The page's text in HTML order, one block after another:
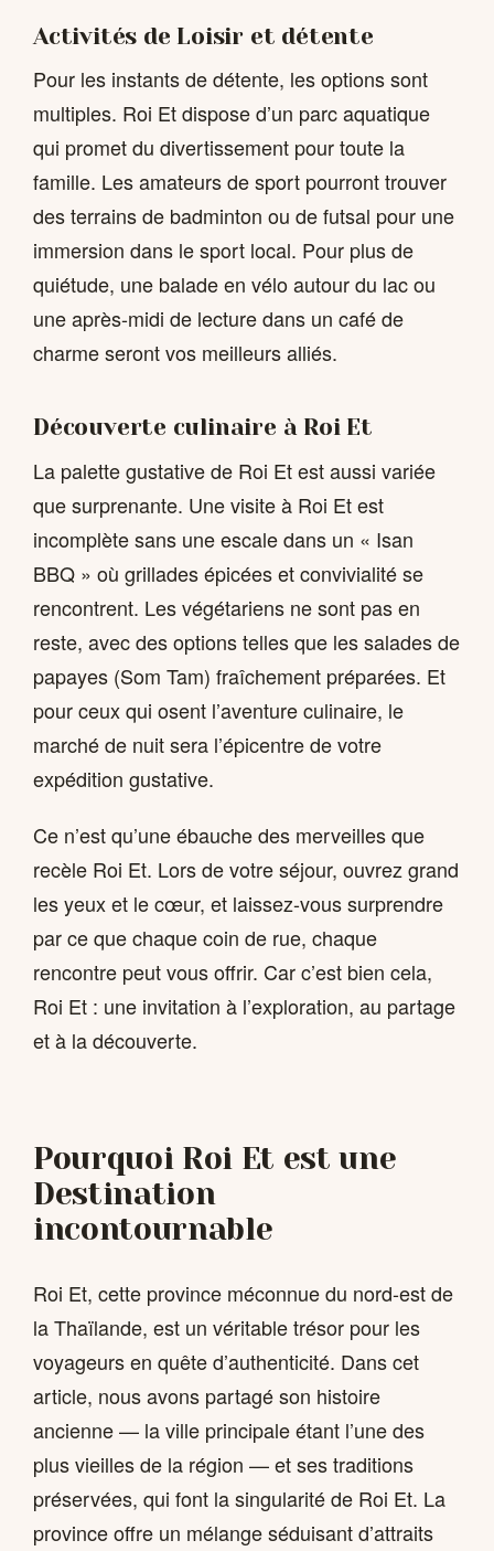
Activités de Loisir et détente
Pour les instants de détente, les options sont
multiples. Roi Et dispose d’un parc aquatique
qui promet du divertissement pour toute la
famille. Les amateurs de sport pourront trouver
des terrains de badminton ou de futsal pour une
immersion dans le sport local. Pour plus de
quiétude, une balade en vélo autour du lac ou
une après-midi de lecture dans un café de
charme seront vos meilleurs alliés.
Découverte culinaire à Roi Et
La palette gustative de Roi Et est aussi variée
que surprenante. Une visite à Roi Et est
incomplète sans une escale dans un « Isan
BBQ » où grillades épicées et convivialité se
rencontrent. Les végétariens ne sont pas en
reste, avec des options telles que les salades de
papayes (Som Tam) fraîchement préparées. Et
pour ceux qui osent l’aventure culinaire, le
marché de nuit sera l’épicentre de votre
expédition gustative.
Ce n’est qu’une ébauche des merveilles que
recèle Roi Et. Lors de votre séjour, ouvrez grand
les yeux et le cœur, et laissez-vous surprendre
par ce que chaque coin de rue, chaque
rencontre peut vous offrir. Car c’est bien cela,
Roi Et : une invitation à l’exploration, au partage
et à la découverte.
Pourquoi Roi Et est une
Destination
incontournable
Roi Et, cette province méconnue du nord-est de
la Thaïlande, est un véritable trésor pour les
voyageurs en quête d’authenticité. Dans cet
article, nous avons partagé son histoire
ancienne — la ville principale étant l’une des
plus vieilles de la région — et ses traditions
préservées, qui font la singularité de Roi Et. La
province offre un mélange séduisant d’attraits